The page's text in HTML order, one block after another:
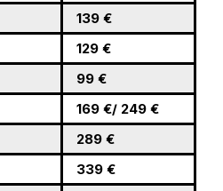
139 €
129 €
99 €
169 €/ 249 €
289 €
339 €